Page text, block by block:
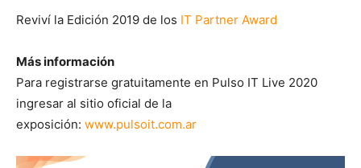
Reviví la Edición 2019 de los IT Partner Award
Más información
Para registrarse gratuitamente en Pulso IT Live 2020
ingresar al sitio oficial de la
exposición: www.pulsoit.com.ar